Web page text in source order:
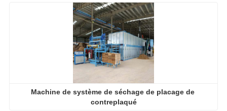
Machine de système de séchage de placage de
contreplaqué